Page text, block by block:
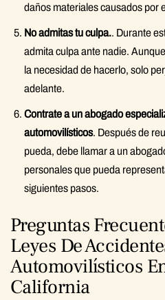
daños materiales causados por
No admitas tu culpa.. Durante
admita culpa ante nadie.
la necesidad de hacerlo, solo
adelante.
Contrate a un abogado
automovilísticos. Después de
pueda, debe llamar a un
personales que pueda
siguientes pasos.
Preguntas
Leyes De
Automovilísticos
California